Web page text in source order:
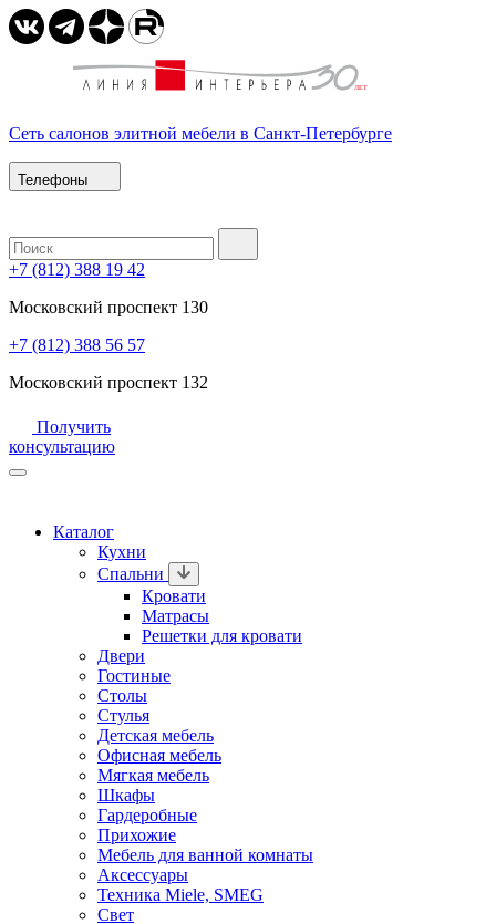
Сеть салонов элитной мебели в Санкт-Петербурге
Телефоны
+7 (812) 388 19 42
Московский проспект 130
+7 (812) 388 56 57
Московский проспект 132
Получить
консультацию
Каталог
Кухни
Спальни
Кровати
Матрасы
Решетки для кровати
Двери
Гостиные
Столы
Стулья
Детская мебель
Офисная мебель
Мягкая мебель
Шкафы
Гардеробные
Прихожие
Мебель для ванной комнаты
Аксессуары
Техника Miele, SMEG
Свет